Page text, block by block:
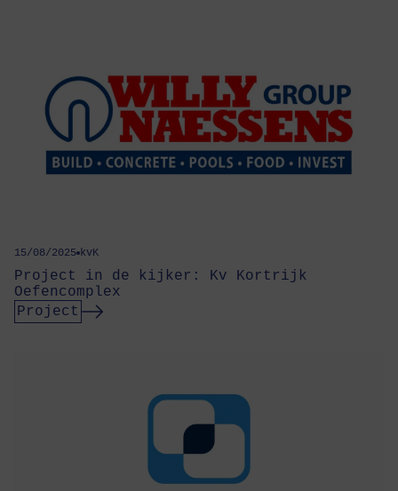
15/08/2025 kvK
Project in de kijker: Kv Kortrijk
Oefencomplex
Project